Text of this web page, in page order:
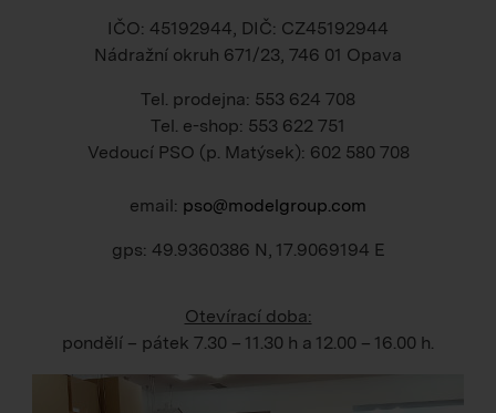
IČO: 45192944, DIČ: CZ45192944
Nádražní okruh 671/23, 746 01 Opava
Tel. prodejna: 553 624 708
Tel. e-shop: 553 622 751
Vedoucí PSO (p. Matýsek): 602 580 708
email: pso@modelgroup.com
gps: 49.9360386 N, 17.9069194 E
Otevírací doba:
pondělí – pátek 7.30 – 11.30 h a 12.00 – 16.00 h